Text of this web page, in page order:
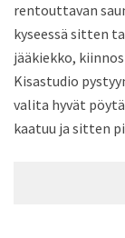
rentouttavan
kyseessä sitten
jääkiekko,
Kisastudio
valita hyvät
kaatuu ja sitten